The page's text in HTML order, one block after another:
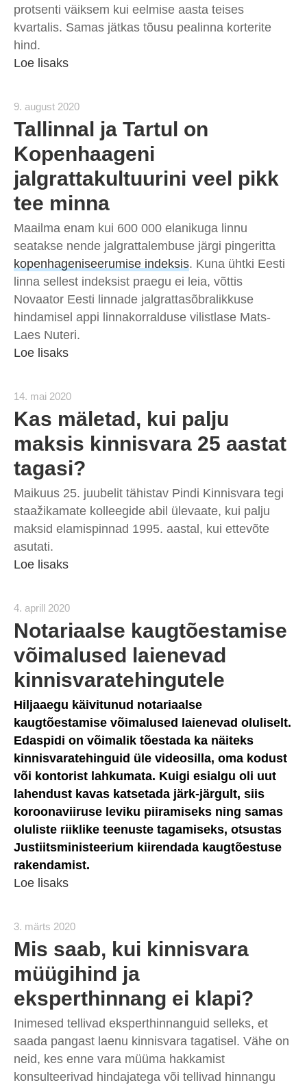
protsenti väiksem kui eelmise aasta teises
kvartalis. Samas jätkas tõusu pealinna korterite
hind.
Loe lisaks
9. august 2020
Tallinnal ja Tartul on
Kopenhaageni
jalgrattakultuurini veel pikk
tee minna
Maailma enam kui 600 000 elanikuga linnu
seatakse nende jalgrattalembuse järgi pingeritta
kopenhageniseerumise indeksis. Kuna ühtki Eesti
linna sellest indeksist praegu ei leia, võttis
Novaator Eesti linnade jalgrattasõbralikkuse
hindamisel appi linnakorralduse vilistlase Mats-
Laes Nuteri.
Loe lisaks
14. mai 2020
Kas mäletad, kui palju
maksis kinnisvara 25 aastat
tagasi?
Maikuus 25. juubelit tähistav Pindi Kinnisvara tegi
staažikamate kolleegide abil ülevaate, kui palju
maksid elamispinnad 1995. aastal, kui ettevõte
asutati.
Loe lisaks
4. aprill 2020
Notariaalse kaugtõestamise
võimalused laienevad
kinnisvaratehingutele
Hiljaaegu käivitunud notariaalse
kaugtõestamise võimalused laienevad oluliselt.
Edaspidi on võimalik tõestada ka näiteks
kinnisvaratehinguid üle videosilla, oma kodust
või kontorist lahkumata. Kuigi esialgu oli uut
lahendust kavas katsetada järk-järgult, siis
koroonaviiruse leviku piiramiseks ning samas
oluliste riiklike teenuste tagamiseks, otsustas
Justiitsministeerium kiirendada kaugtõestuse
rakendamist.
Loe lisaks
3. märts 2020
Mis saab, kui kinnisvara
müügihind ja
eksperthinnang ei klapi?
Inimesed tellivad eksperthinnanguid selleks, et
saada pangast laenu kinnisvara tagatisel. Vähe on
neid, kes enne vara müüma hakkamist
konsulteerivad hindajatega või tellivad hinnangu